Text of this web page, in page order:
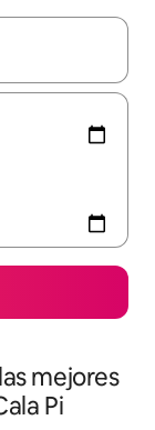
con las
mejores
Pi